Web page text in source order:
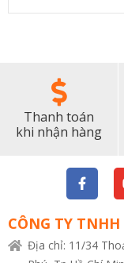
Thanh toán
khi nhận hàng
CÔNG TY
Địa chỉ: 11/34